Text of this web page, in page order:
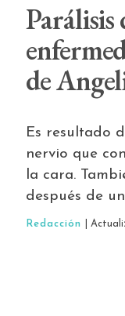
Parálisis
de
Es resultado
nervio que
la cara.
después de
Redacción |